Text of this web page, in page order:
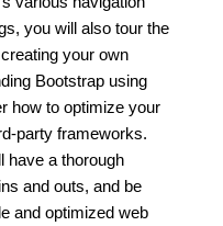
you will also tour the
your own
Bootstrap using
how to optimize your
party frameworks.
have a thorough
and outs, and be
and optimized web